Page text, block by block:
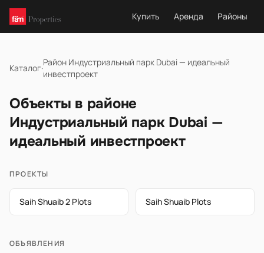
Купить Аренда Районы
Каталог·
Район Индустриальный парк Dubai — идеальный
инвестпроект
Объекты в районе
Индустриальный парк Dubai —
идеальный инвестпроект
ПРОЕКТЫ
Saih Shuaib 2 Plots Saih Shuaib Plots
ОБЪЯВЛЕНИЯ